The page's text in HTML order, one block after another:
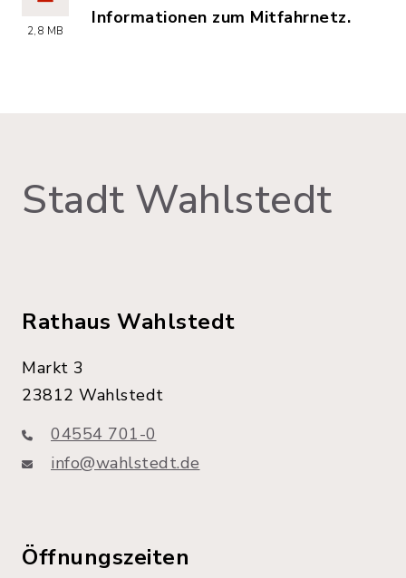
2,8 MB
Informationen zum Mitfahrnetz.
Stadt Wahlstedt
Rathaus Wahlstedt
Markt 3
23812 Wahlstedt
04554 701-0
info@wahlstedt.de
Öffnungszeiten